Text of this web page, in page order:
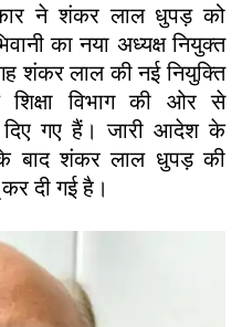
ने शंकर लाल धुपड़ को
का नया अध्यक्ष नियुक्त
शंकर लाल की नई नियुक्ति
विभाग की ओर से
गए हैं। जारी आदेश के
के बाद शंकर लाल धुपड़ की
दी गई है।